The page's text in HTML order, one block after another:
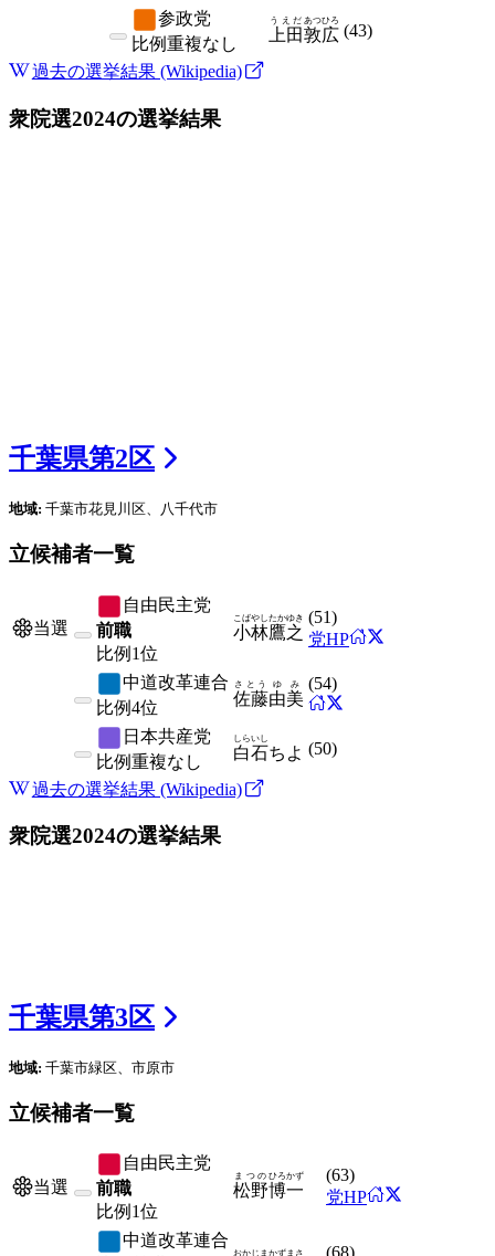
参政党
比例重複なし 上田
うえだ
敦広
あつひろ
(43)
過去の選挙結果 (Wikipedia)
衆院選2024の選挙結果
千葉県第2区
地域: 千葉市花見川区、八千代市
立候補者一覧
当選
自由民主党
前職
比例 1位
小林
こばやし
鷹之
たかゆき (51)
党HP
中道改革連合
比例4位 佐藤
さとう
由美
ゆみ (54)
日本共産党
比例重複なし 白石
しらいし
ちよ (50)
過去の選挙結果 (Wikipedia)
衆院選2024の選挙結果
千葉県第3区
地域: 千葉市緑区、市原市
立候補者一覧
当選
自由民主党
前職
比例 1位
松野
まつの
博一
ひろかず (63)
党HP
中道改革連合
おかじま かずまさ